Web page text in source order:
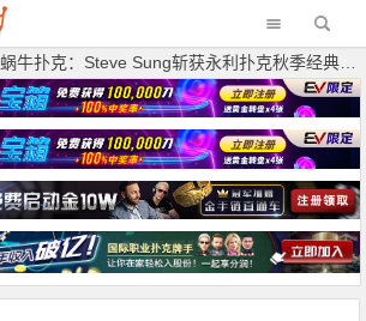
蜗牛扑克：Steve Sung斩获永利扑克秋季经典锦标赛主赛冠军